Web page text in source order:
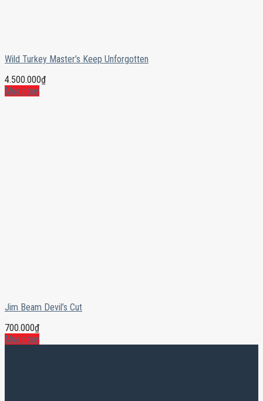
Wild Turkey Master’s Keep Unforgotten
4.500.000₫
Mua ngay
Jim Beam Devil’s Cut
700.000₫
Mua ngay